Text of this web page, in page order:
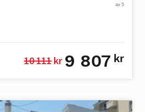
av 5
10 111 kr 9 807 kr